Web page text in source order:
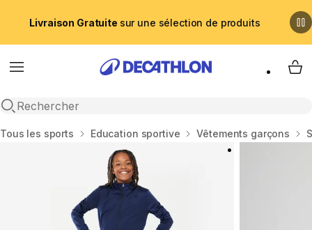
Livraison Gratuite sur une sélection de produits
Menu
Recherche ouverte
My
Accueil
Tous les sports Education sportive Vêtements garçons